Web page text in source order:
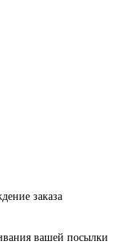
заказа
вашей посылки